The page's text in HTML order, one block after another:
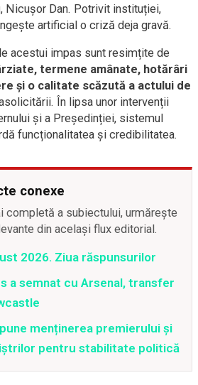
Nicușor Dan. Potrivit instituției,
artificial o criză deja gravă.
acestui impas sunt resimțite de
termene amânate, hotărâri
și o calitate scăzută a actului de
În lipsa unor intervenții
și a Președinției, sistemul
funcționalitatea și credibilitatea.
conexe
completă a subiectului, urmărește
din același flux editorial.
2026. Ziua răspunsurilor
a semnat cu Arsenal, transfer
menținerea premierului și
pentru stabilitate politică